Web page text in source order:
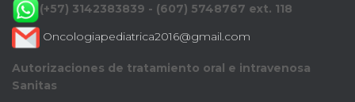
(+57) 3142383839 - (607) 5748767 ext. 118
Oncologiapediatrica2016@gmail.com
Autorizaciones de tratamiento oral e intravenosa
Sanitas